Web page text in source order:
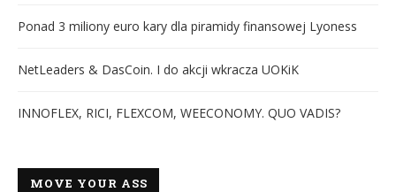
Ponad 3 miliony euro kary dla piramidy finansowej Lyoness
NetLeaders & DasCoin. I do akcji wkracza UOKiK
INNOFLEX, RICI, FLEXCOM, WEECONOMY. QUO VADIS?
MOVE YOUR ASS